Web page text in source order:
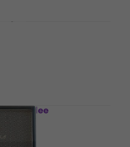
Jubilee